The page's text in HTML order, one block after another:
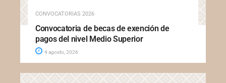
CONVOCATORIAS 2026
Convocatoria de becas de exención de
pagos del nivel Medio Superior
4 agosto, 2026